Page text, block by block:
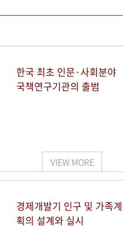
한국 최초 인문·사회분야
국책연구기관의 출범
VIEW MORE
경제개발기 인구 및 가족계
획의 설계와 실시